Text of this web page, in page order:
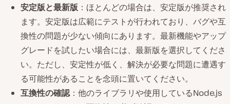
安定版と最新版 ：ほとんどの場合は、安定版が推奨され
ます。安定版は広範にテストが行われており、バグや互
換性の問題が少ない傾向にあります。最新機能やアップ
グレードを試したい場合には、最新版を選択してくださ
い。ただし、安定性が低く、解決が必要な問題に遭遇す
る可能性があることを念頭に置いてください。
互換性の確認：他のライブラリや使用しているNode.js